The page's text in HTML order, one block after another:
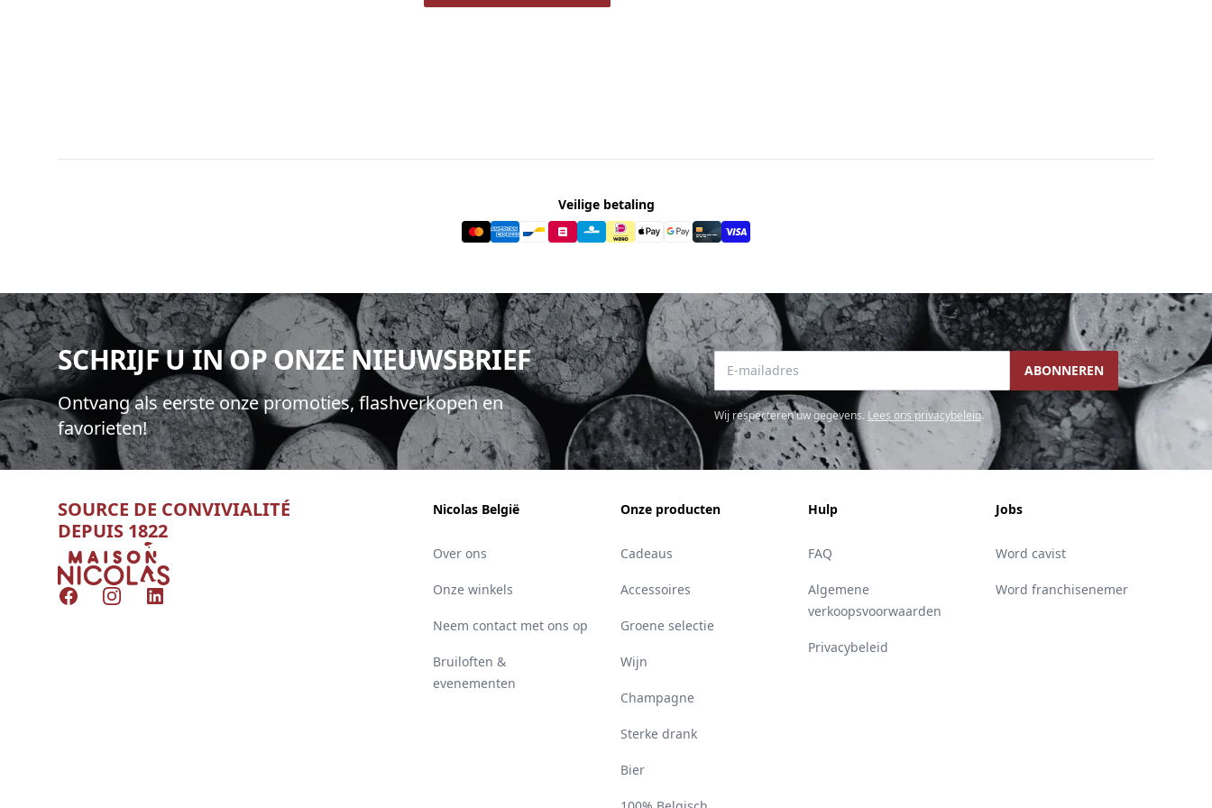
Veilige betaling
SCHRIJF U IN OP ONZE NIEUWSBRIEF
Ontvang als eerste onze promoties, flashverkopen en
favorieten!
E-mailadres ABONNEREN
Wij respecteren uw gegevens. Lees ons privacybeleid.
SOURCE DE CONVIVIALITÉ
DEPUIS 1822
Nicolas
FacebookInstagramLinkedIn
Nicolas België
Over ons
Onze winkels
Neem contact met ons op
Bruiloften &
evenementen
Onze producten
Cadeaus
Accessoires
Groene selectie
Wijn
Champagne
Sterke drank
Bier
Hulp
FAQ
Algemene
verkoopsvoorwaarden
Privacybeleid
Jobs
Word cavist
Word franchisenemer